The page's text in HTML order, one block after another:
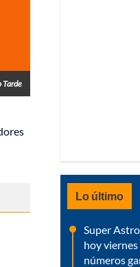
Tarde
Lo último
Super
hoy
números